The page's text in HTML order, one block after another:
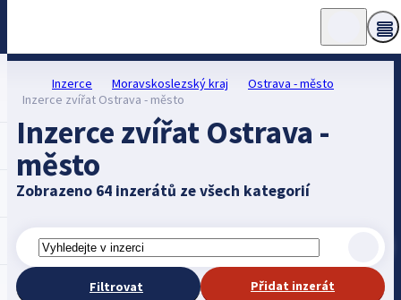
Inzerce Moravskoslezský kraj
Ostrava - město
Inzerce zvířat Ostrava - město
Inzerce zvířat Ostrava -
město
Zobrazeno 64 inzerátů ze všech kategorií
Filtrovat Přidat inzerát